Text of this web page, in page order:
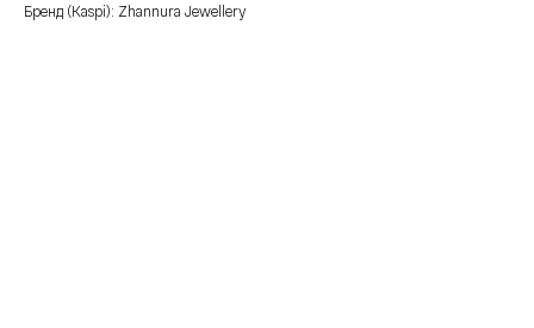
Бренд (Kaspi): Zhannura Jewellery